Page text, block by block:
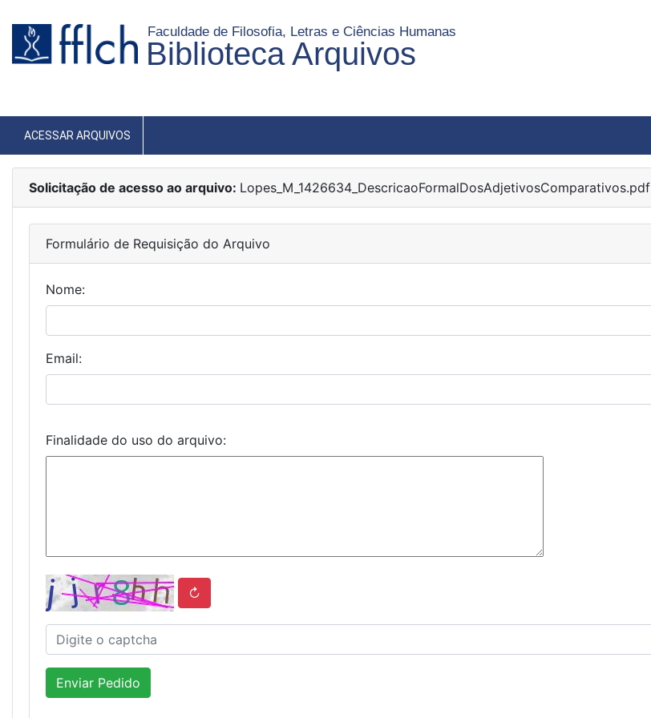
Faculdade de Filosofia, Letras e Ciências Humanas
Biblioteca Arquivos
ACESSAR ARQUIVOS
Solicitação de acesso ao arquivo: Lopes_M_1426634_DescricaoFormalDosAdjetivosComparativos.pdf
Formulário de Requisição do Arquivo
Nome:
Email:
Finalidade do uso do arquivo:
↻
Enviar Pedido